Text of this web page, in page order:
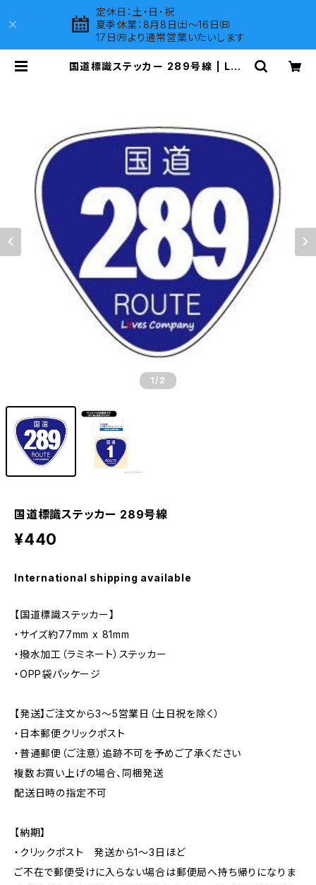
定休日：土・日・祝
夏季休業：8月8日㈯～16日㈰
17日㈪より通常営業いたいします
国道標識ステッカー 289号線 | LOV
1 /2
国道標識ステッカー 289号線
¥440
International shipping available
【国道標識ステッカー】
・サイズ約77mm x 81mm
・撥水加工（ラミネート）ステッカー
・OPP袋パッケージ
【発送】ご注文から3〜5営業日（土日祝を除く）
・日本郵便クリックポスト
・普通郵便（ご注意）追跡不可を予めご了承ください
複数お買い上げの場合、同梱発送
配送日時の指定不可
【納期】
・クリックポスト 発送から1〜3日ほど
ご不在で郵便受けに入らない場合は郵便局へ持ち帰りになりま